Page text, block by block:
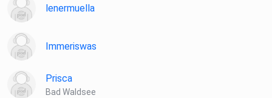
lenermuella
Immeriswas
Prisca
Bad Waldsee